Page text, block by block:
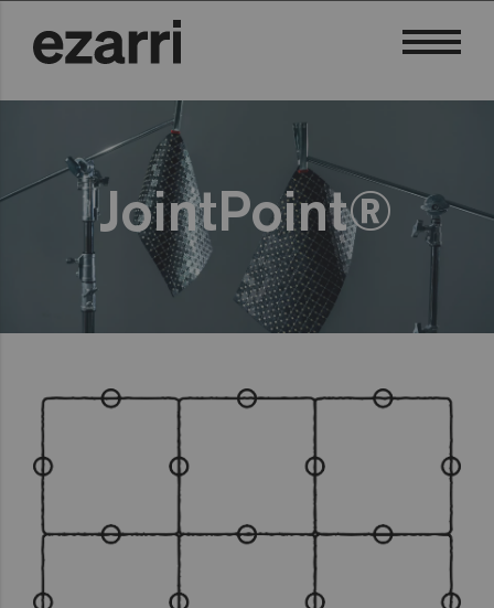
JointPoint®